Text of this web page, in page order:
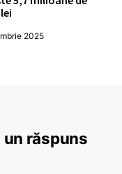
lei
2025
un răspuns